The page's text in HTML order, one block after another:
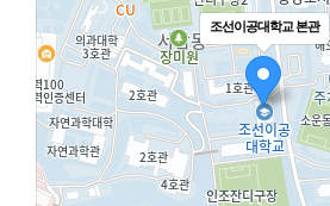
POLAR explorer
POLAR expert
POLAR W-square
POLAR edu
조선이공대학교 본관